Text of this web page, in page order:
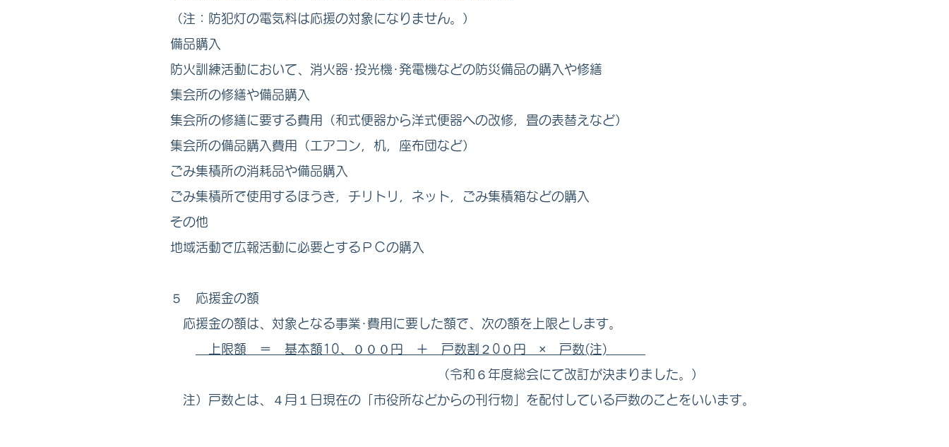
（注：防犯灯の電気料は応援の対象になりません。）
備品購入
防火訓練活動において、消火器･投光機･発電機などの防災備品の購入や修繕
集会所の修繕や備品購入
集会所の修繕に要する費用（和式便器から洋式便器への改修，畳の表替えなど）
集会所の備品購入費用（エアコン，机，座布団など）
ごみ集積所の消耗品や備品購入
ごみ集積所で使用するほうき，チリトリ，ネット，ごみ集積箱などの購入
その他
地域活動で広報活動に必要とするＰＣの購入
５ 応援金の額
応援金の額は、対象となる事業･費用に要した額で、次の額を上限とします。
上限額 ＝ 基本額10、０００円 ＋ 戸数割２0０円 × 戸数(注)
（令和６年度総会にて改訂が決まりました。）
注）戸数とは、４月１日現在の「市役所などからの刊行物」を配付している戸数のことをいいます。